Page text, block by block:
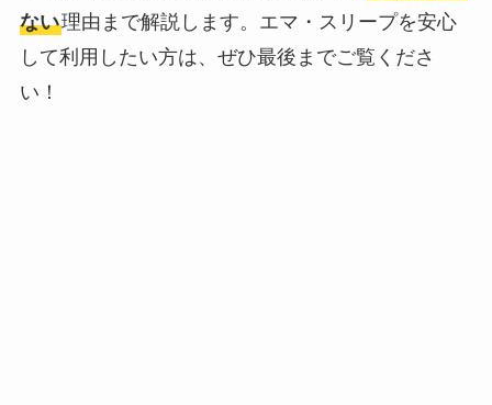
ない理由まで解説します。エマ・スリープを安心
して利用したい方は、ぜひ最後までご覧くださ
い！